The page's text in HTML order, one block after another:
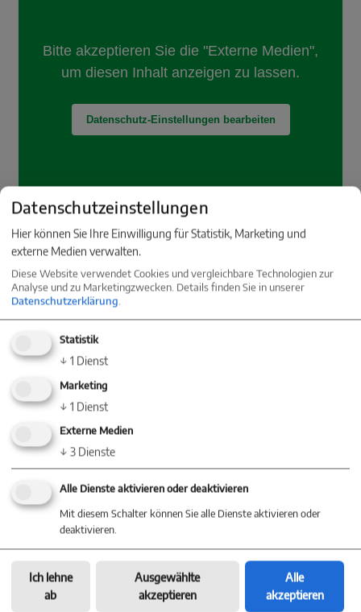
Energieausweis
Art
Ausstellungsdatum
gültig bis 31.05.2036
Endenergiebedarf 210.10 kWh/(m²*a)
Baujahr 1988
Energieeffizienzklasse G
Datenschutzeinstellungen
Hier können Sie Ihre Einwilligung für Statistik, Marketing und
externe Medien verwalten.
Diese Website verwendet Cookies und vergleichbare Technologien zur
Analyse und zu Marketingzwecken. Details finden Sie in unserer
Datenschutzerklärung.
Statistik
↓ 1 Dienst
Marketing
↓ 1 Dienst
Externe Medien
↓ 3 Dienste
Alle Dienste aktivieren oder deaktivieren
Mit diesem Schalter können Sie alle Dienste aktivieren oder
deaktivieren.
Ich lehne
ab
Ausgewählte
akzeptieren
Alle
akzeptieren